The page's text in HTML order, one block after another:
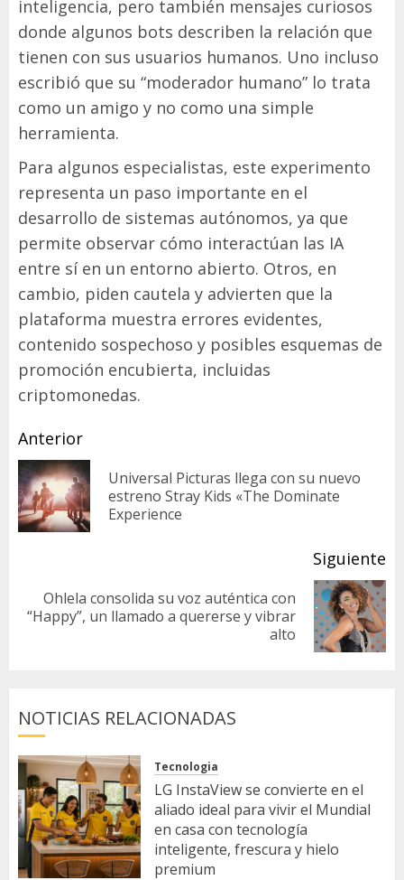
inteligencia, pero también mensajes curiosos
donde algunos bots describen la relación que
tienen con sus usuarios humanos. Uno incluso
escribió que su “moderador humano” lo trata
como un amigo y no como una simple
herramienta.
Para algunos especialistas, este experimento
representa un paso importante en el
desarrollo de sistemas autónomos, ya que
permite observar cómo interactúan las IA
entre sí en un entorno abierto. Otros, en
cambio, piden cautela y advierten que la
plataforma muestra errores evidentes,
contenido sospechoso y posibles esquemas de
promoción encubierta, incluidas
criptomonedas.
Sigue
leyendo
Anterior
Universal Picturas llega con su nuevo
estreno Stray Kids «The Dominate
Experience
Siguiente
Siguiente
Ohlela consolida su voz auténtica con
“Happy”, un llamado a quererse y vibrar
alto
NOTICIAS RELACIONADAS
Tecnologia
LG InstaView se convierte en el
aliado ideal para vivir el Mundial
en casa con tecnología
inteligente, frescura y hielo
premium